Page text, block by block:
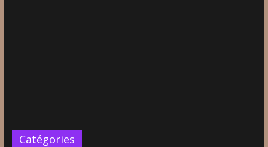
Catégories